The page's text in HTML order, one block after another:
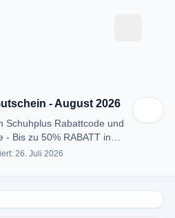
- August 2026
Schuhplus Rabattcode und
- Bis zu 50% RABATT in
26. Juli 2026